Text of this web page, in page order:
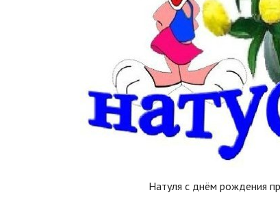
Натуля с днём рождения